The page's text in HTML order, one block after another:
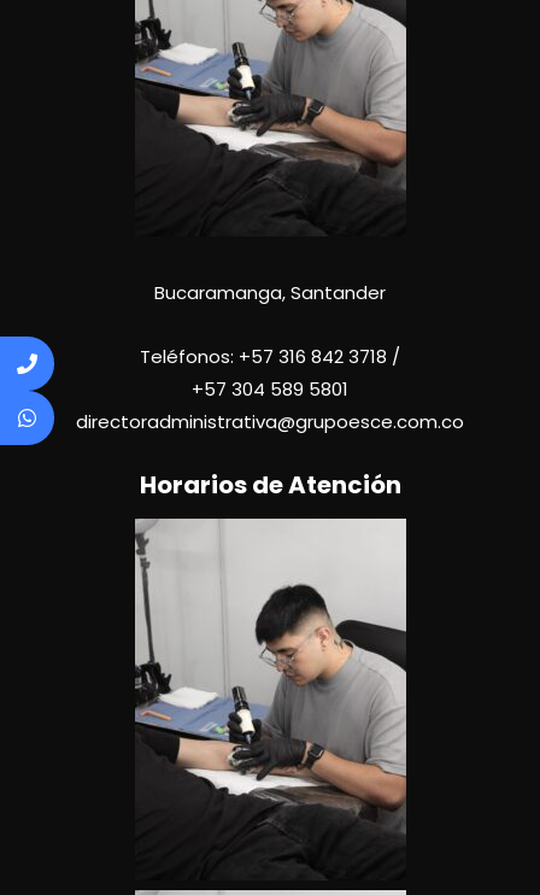
Bucaramanga, Santander
Teléfonos: +57 316 842 3718 /
+57 304 589 5801
directoradministrativa@grupoesce.com.co
Horarios de Atención